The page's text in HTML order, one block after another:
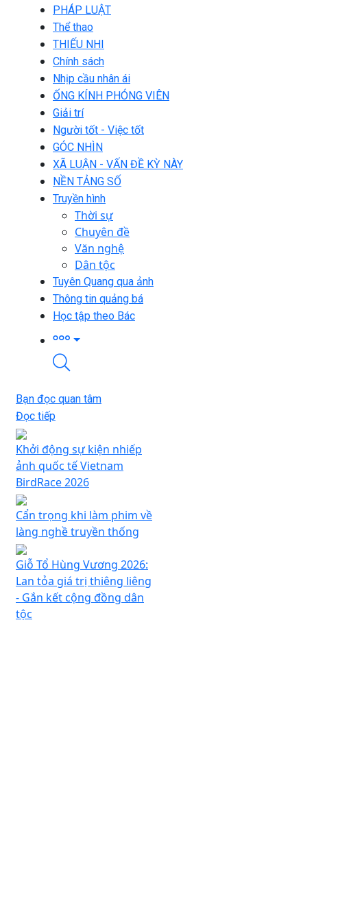
PHÁP LUẬT
Thể thao
THIẾU NHI
Chính sách
Nhịp cầu nhân ái
ỐNG KÍNH PHÓNG VIÊN
Giải trí
Người tốt - Việc tốt
GÓC NHÌN
XÃ LUẬN - VẤN ĐỀ KỲ NÀY
NỀN TẢNG SỐ
Truyền hình
Thời sự
Chuyên đề
Văn nghệ
Dân tộc
Tuyên Quang qua ảnh
Thông tin quảng bá
Học tập theo Bác
Bạn đọc quan tâm
Đọc tiếp
Khởi động sự kiện nhiếp
ảnh quốc tế Vietnam
BirdRace 2026
Cẩn trọng khi làm phim về
làng nghề truyền thống
Giỗ Tổ Hùng Vương 2026:
Lan tỏa giá trị thiêng liêng
- Gắn kết cộng đồng dân
tộc